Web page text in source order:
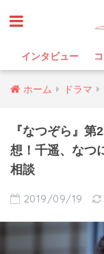
インタビュー
ホーム ドラマ
『なつぞら』
想！千遥、なつ
相談
2019/09/19